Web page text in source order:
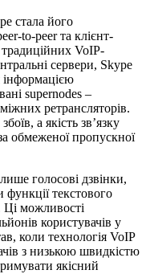
стала його
to-peer та клієнт-
традиційних VoIP-
сервери, Skype
інформацією
supernodes –
ретрансляторів.
а якість зв’язку
обмеженої пропускної
голосові дзвінки,
текстового
Ці можливості
користувачів у
коли технологія VoIP
з низькою швидкістю
якісний